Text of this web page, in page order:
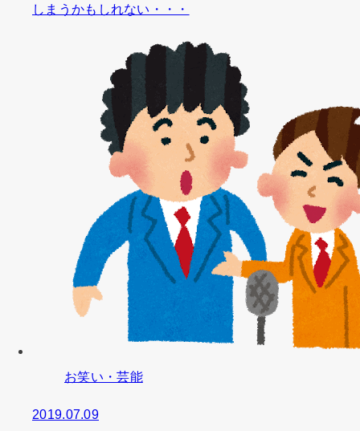
しまうかもしれない・・・
お笑い・芸能
2019.07.09